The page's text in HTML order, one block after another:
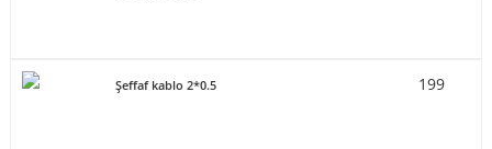
Şeffaf kablo 2*0.5 199